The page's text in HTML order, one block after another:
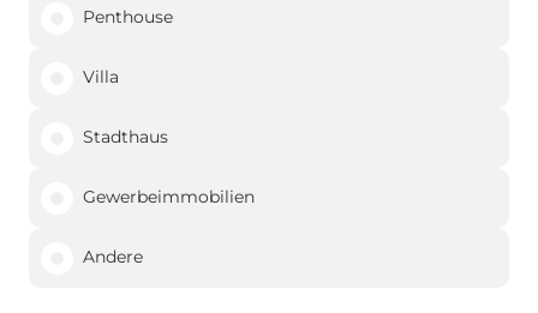
Penthouse
Villa
Stadthaus
Gewerbeimmobilien
Andere